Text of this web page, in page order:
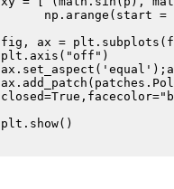
np.arange(start =
fig, ax =
plt.axis("off")